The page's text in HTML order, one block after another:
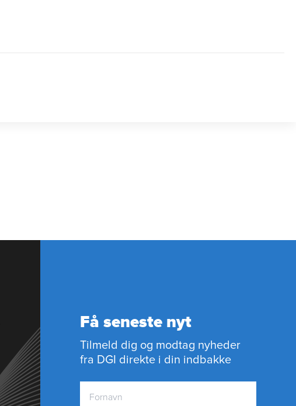
Få seneste nyt
Tilmeld dig og modtag nyheder
fra DGI direkte i din indbakke